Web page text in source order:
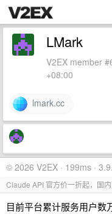
LMark
V2EX member
+08:00
lmark.cc
© 2026 V2EX · 199ms ·
Claude API 官方价一折起，国
目前平台累计服务用户数